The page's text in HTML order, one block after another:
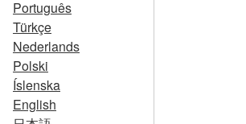
Português
Türkçe
Nederlands
Polski
Íslenska
English